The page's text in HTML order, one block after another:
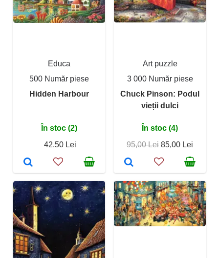
Educa
500 Număr piese
Hidden Harbour
În stoc (2)
42,50 Lei
Art puzzle
3 000 Număr piese
Chuck Pinson: Podul
vieții dulci
În stoc (4)
95,00 Lei 85,00 Lei